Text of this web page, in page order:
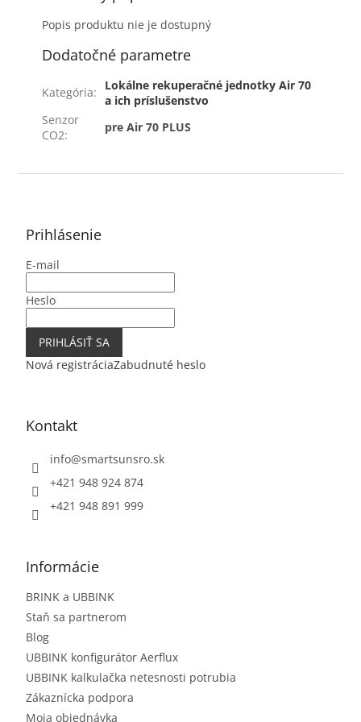
Popis produktu nie je dostupný
Dodatočné parametre
Kategória:
Lokálne rekuperačné jednotky Air 70
a ich príslušenstvo
Senzor
CO2:
pre Air 70 PLUS
Prihlásenie
E-mail
Heslo
PRIHLÁSIŤ SA
Nová registráciaZabudnuté heslo
Kontakt
info@smartsunsro.sk
+421 948 924 874
+421 948 891 999
Informácie
BRINK a UBBINK
Staň sa partnerom
Blog
UBBINK konfigurátor Aerflux
UBBINK kalkulačka netesnosti potrubia
Zákaznícka podpora
Moja objednávka